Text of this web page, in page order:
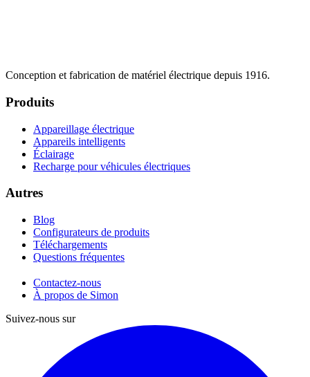
Conception et fabrication de matériel électrique depuis 1916.
Produits
Appareillage électrique
Appareils intelligents
Éclairage
Recharge pour véhicules électriques
Autres
Blog
Configurateurs de produits
Téléchargements
Questions fréquentes
Contactez-nous
À propos de Simon
Suivez-nous sur